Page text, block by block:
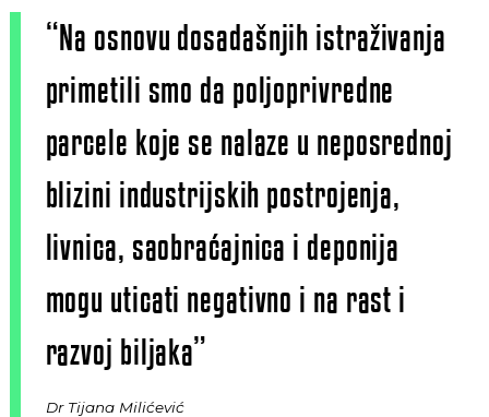
“Na osnovu dosadašnjih istraživanja
primetili smo da poljoprivredne
parcele koje se nalaze u neposrednoj
blizini industrijskih postrojenja,
livnica, saobraćajnica i deponija
mogu uticati negativno i na rast i
razvoj biljaka”
Dr Tijana Milićević